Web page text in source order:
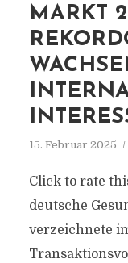
MARKT
15. Februar 2025
Click to rate
deutsche
verzeichnete